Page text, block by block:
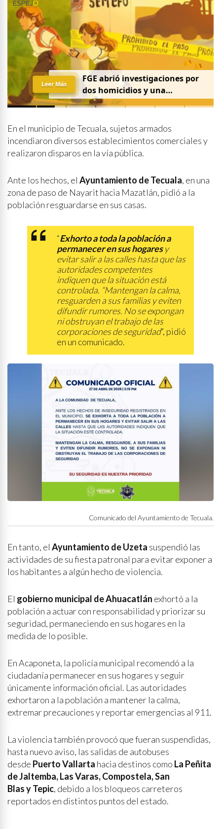
FGE abrió investigaciones por
dos homicidios y una
desaparición el 7 de agosto
Leer Más
En el municipio de Tecuala, sujetos armados
incendiaron diversos establecimientos comerciales y
realizaron disparos en la vía pública.
Ante los hechos, el Ayuntamiento de Tecuala, en una
zona de paso de Nayarit hacia Mazatlán, pidió a la
población resguardarse en sus casas.
“Exhorto a toda la población a
permanecer en sus hogaresy
evitar salir a las calles hasta que las
autoridades competentes
indiquen que la situación está
controlada. “Mantengan la calma,
resguarden a sus familias y eviten
difundir rumores. No se expongan
ni obstruyan el trabajo de las
corporaciones de seguridad”, pidió
en un comunicado.
Comunicado del Ayuntamiento de Tecuala.
En tanto, el Ayuntamiento de Uzeta suspendió las
actividades de su fiesta patronal para evitar exponer a
los habitantes a algún hecho de violencia.
El gobierno municipal de Ahuacatlán exhortó a la
población a actuar con responsabilidad y priorizar su
seguridad, permaneciendo en sus hogares en la
medida de lo posible.
En Acaponeta, la policía municipal recomendó a la
ciudadanía permanecer en sus hogares y seguir
únicamente información oficial. Las autoridades
exhortaron a la población a mantener la calma,
extremar precauciones y reportar emergencias al 911.
La violencia también provocó que fueran suspendidas,
hasta nuevo aviso, las salidas de autobuses
desde Puerto Vallarta hacia destinos como La Peñita
de Jaltemba, Las Varas, Compostela, San
Blas y Tepic, debido a los bloqueos carreteros
reportados en distintos puntos del estado.